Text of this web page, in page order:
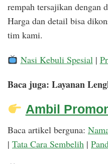
rempah tersajikan dengan
Harga dan detail bisa
tim kami.
Nasi Kebuli Spesial|
Baca juga: Layanan
Ambil
Baca artikel berguna:
| Tata Cara Sembelih |